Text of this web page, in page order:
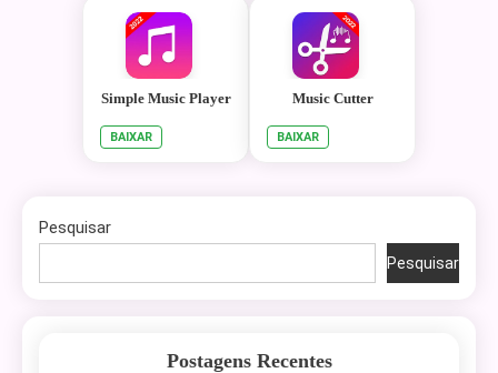
Simple Music Player
BAIXAR
Music Cutter
BAIXAR
Pesquisar
Pesquisar
Postagens Recentes